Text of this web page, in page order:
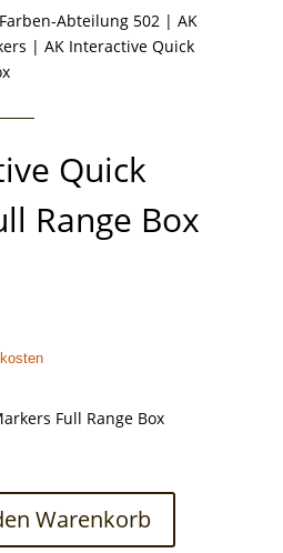
Abteilung 502| AK
| AK Interactive Quick
Quick
Range Box
Full Range Box
Warenkorb